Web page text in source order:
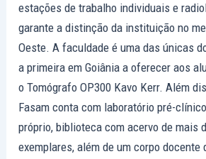
estações de trabalho individuais e
garante a distinção da instituição no
Oeste. A faculdade é uma das únicas
a primeira em Goiânia a oferecer aos
o Tomógrafo OP300 Kavo Kerr. Além
Fasam conta com laboratório pré-
próprio, biblioteca com acervo de mais
exemplares, além de um corpo docente